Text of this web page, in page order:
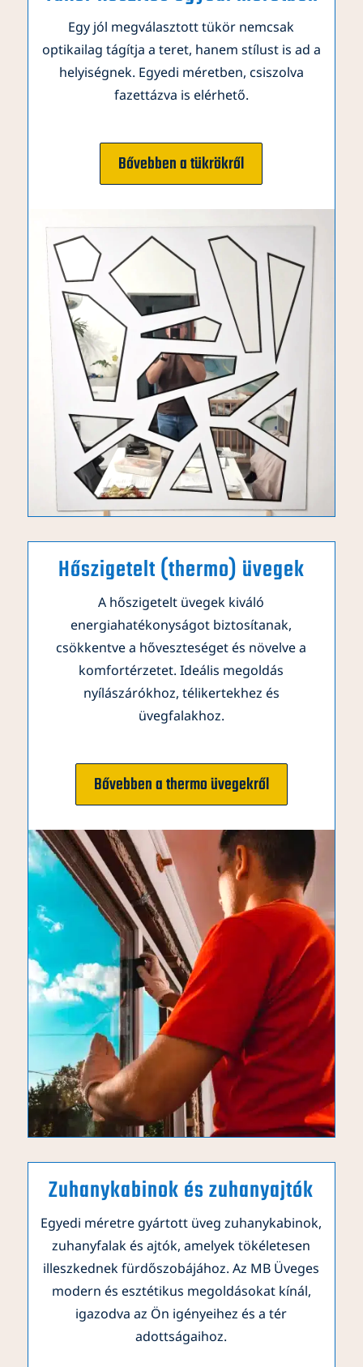
Egy jól megválasztott tükör nemcsak
optikailag tágítja a teret, hanem stílust is ad a
helyiségnek. Egyedi méretben, csiszolva
fazettázva is elérhető.
Bővebben a tükrökről
Hőszigetelt (thermo) üvegek
A hőszigetelt üvegek kiváló
energiahatékonyságot biztosítanak,
csökkentve a hőveszteséget és növelve a
komfortérzetet. Ideális megoldás
nyílászárókhoz, télikertekhez és
üvegfalakhoz.
Bővebben a thermo üvegekről
Zuhanykabinok és zuhanyajtók
Egyedi méretre gyártott üveg zuhanykabinok,
zuhanyfalak és ajtók, amelyek tökéletesen
illeszkednek fürdőszobájához. Az MB Üveges
modern és esztétikus megoldásokat kínál,
igazodva az Ön igényeihez és a tér
adottságaihoz.